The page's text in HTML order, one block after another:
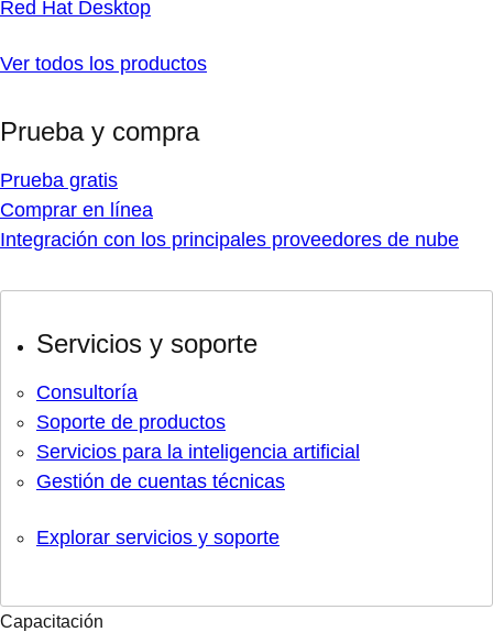
Red Hat Desktop
Ver todos los productos
Prueba y compra
Prueba gratis
Comprar en línea
Integración con los principales proveedores de nube
Servicios y soporte
Consultoría
Soporte de productos
Servicios para la inteligencia artificial
Gestión de cuentas técnicas
Explorar servicios y soporte
Capacitación